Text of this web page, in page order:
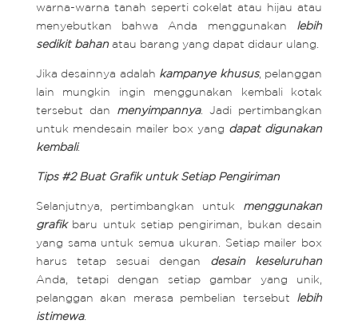
warna-warna tanah seperti cokelat atau hijau atau
menyebutkan bahwa Anda menggunakan lebih
sedikit bahanatau barang yang dapat didaur ulang.
Jika desainnya adalah kampanye khusus, pelanggan
lain mungkin ingin menggunakan kembali kotak
tersebut dan menyimpannya. Jadi pertimbangkan
untuk mendesain mailer box yang dapat digunakan
kembali.
Tips #2 Buat Grafik untuk Setiap Pengiriman
Selanjutnya, pertimbangkan untuk menggunakan
grafikbaru untuk setiap pengiriman, bukan desain
yang sama untuk semua ukuran. Setiap mailer box
harus tetap sesuai dengan desain keseluruhan
Anda, tetapi dengan setiap gambar yang unik,
pelanggan akan merasa pembelian tersebut lebih
istimewa.